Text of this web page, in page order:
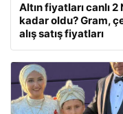
Altın fiyatları canlı
kadar oldu? Gram,
alış satış fiyatları